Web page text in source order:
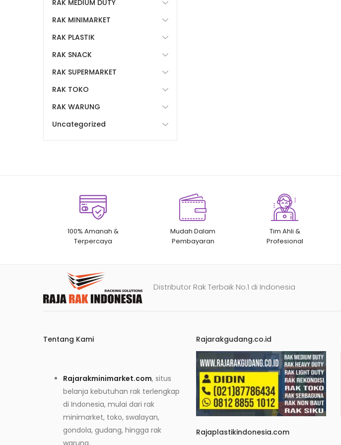
RAK MEDIUM DUTY
RAK MINIMARKET
RAK PLASTIK
RAK SNACK
RAK SUPERMARKET
RAK TOKO
RAK WARUNG
Uncategorized
100% Amanah &
Terpercaya
Mudah Dalam
Pembayaran
Tim Ahli &
Profesional
Distributor Rak Terbaik No.1 di Indonesia
Tentang Kami
Rajarakminimarket.com, situs
belanja kebutuhan rak terlengkap
di Indonesia, mulai dari rak
minimarket, toko, swalayan,
gondola, gudang, hingga rak
warung.
Rajarakgudang.co.id
Rajaplastikindonesia.com